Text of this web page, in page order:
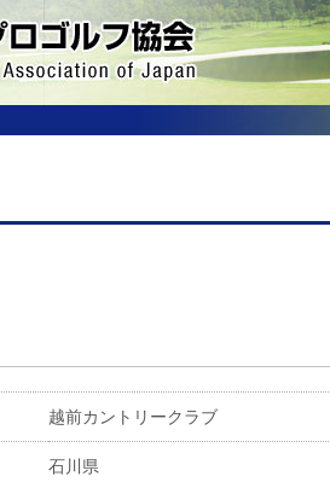
越前カントリークラブ
石川県